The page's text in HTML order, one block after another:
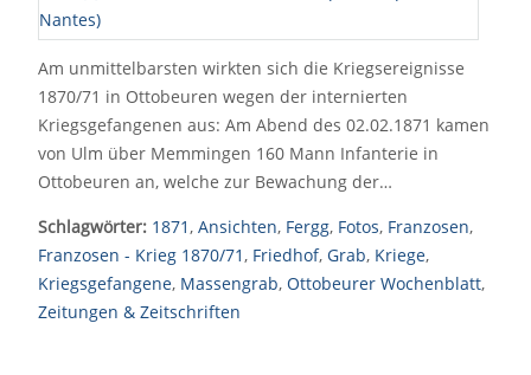
Am unmittelbarsten wirkten sich die Kriegsereignisse
1870/71 in Ottobeuren wegen der internierten
Kriegsgefangenen aus: Am Abend des 02.02.1871 kamen
von Ulm über Memmingen 160 Mann Infanterie in
Ottobeuren an, welche zur Bewachung der…
Schlagwörter: 1871, Ansichten, Fergg, Fotos, Franzosen,
Franzosen - Krieg 1870/71, Friedhof, Grab, Kriege,
Kriegsgefangene, Massengrab, Ottobeurer Wochenblatt,
Zeitungen & Zeitschriften